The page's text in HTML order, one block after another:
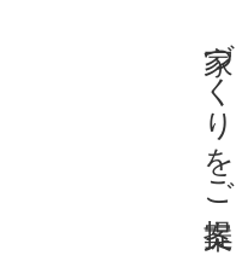
家づくりをご提案